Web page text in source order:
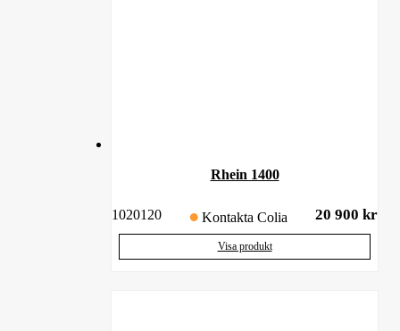
Rhein 1400
1020120 Kontakta Colia 20 900 kr
Visa produkt